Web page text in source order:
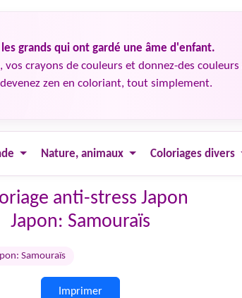
grands qui ont gardé une âme d'enfant.
vos crayons de couleurs et donnez-des couleurs
zen en coloriant, tout simplement.
Nature, animaux Coloriages divers
anti-stress Japon
Japon: Samouraïs
Samouraïs
Imprimer